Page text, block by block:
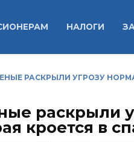
НАЛОГИ
РАСКРЫЛИ УГРОЗУ
раскрыли
кроется в